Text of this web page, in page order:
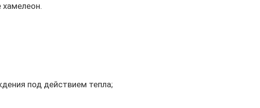
под действием тепла;